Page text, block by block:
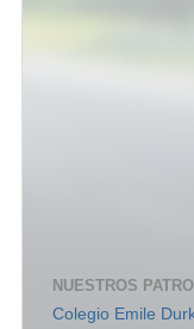
NUESTROS
Colegio Emile